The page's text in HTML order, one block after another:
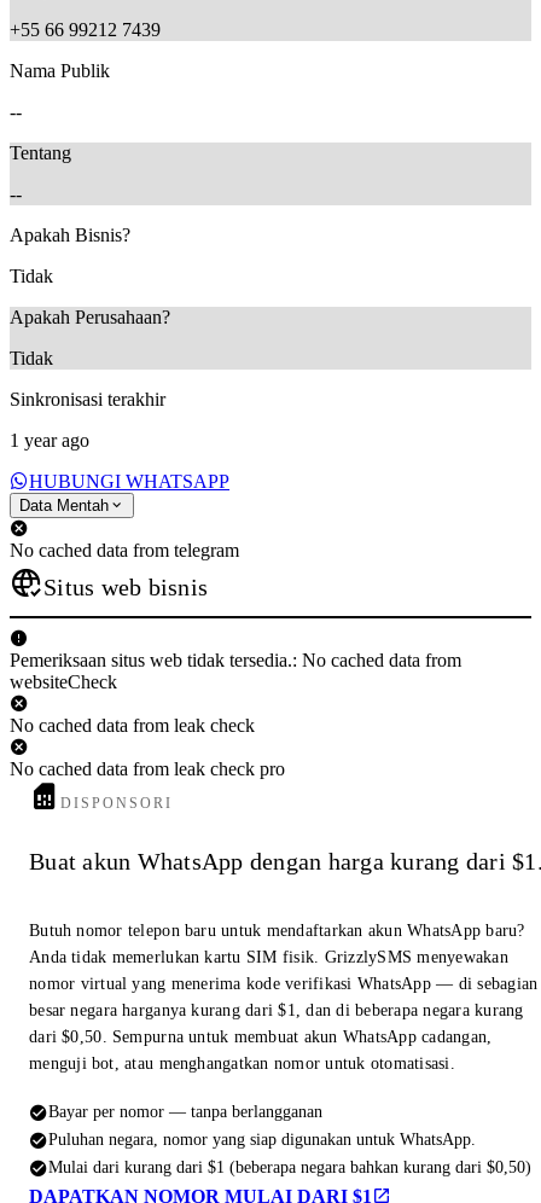
+55 66 99212 7439
Nama Publik
--
Tentang
--
Apakah Bisnis?
Tidak
Apakah Perusahaan?
Tidak
Sinkronisasi terakhir
1 year ago
HUBUNGI WHATSAPP
Data Mentah
No cached data from telegram
Situs web bisnis
Pemeriksaan situs web tidak tersedia.: No cached data from
websiteCheck
No cached data from leak check
No cached data from leak check pro
DISPONSORI
Buat akun WhatsApp dengan harga kurang dari
Butuh nomor telepon baru untuk mendaftarkan akun WhatsApp baru?
Anda tidak memerlukan kartu SIM fisik. GrizzlySMS menyewakan
nomor virtual yang menerima kode verifikasi WhatsApp — di sebagian
besar negara harganya kurang dari $1, dan di beberapa negara kurang
dari $0,50. Sempurna untuk membuat akun WhatsApp cadangan,
menguji bot, atau menghangatkan nomor untuk otomatisasi.
Bayar per nomor — tanpa berlangganan
Puluhan negara, nomor yang siap digunakan untuk WhatsApp.
Mulai dari kurang dari $1 (beberapa negara bahkan kurang dari $0,50)
DAPATKAN NOMOR MULAI DARI $1